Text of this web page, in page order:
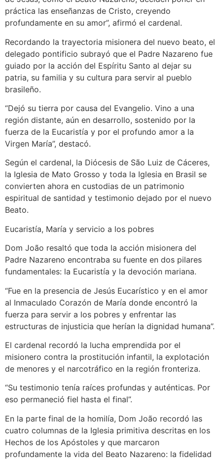
práctica las enseñanzas de Cristo, creyendo
profundamente en su amor”, afirmó el cardenal.
Recordando la trayectoria misionera del nuevo beato, el
delegado pontificio subrayó que el Padre Nazareno fue
guiado por la acción del Espíritu Santo al dejar su
patria, su familia y su cultura para servir al pueblo
brasileño.
“Dejó su tierra por causa del Evangelio. Vino a una
región distante, aún en desarrollo, sostenido por la
fuerza de la Eucaristía y por el profundo amor a la
Virgen María”, destacó.
Según el cardenal, la Diócesis de São Luiz de Cáceres,
la Iglesia de Mato Grosso y toda la Iglesia en Brasil se
convierten ahora en custodias de un patrimonio
espiritual de santidad y testimonio dejado por el nuevo
Beato.
Eucaristía, María y servicio a los pobres
Dom João resaltó que toda la acción misionera del
Padre Nazareno encontraba su fuente en dos pilares
fundamentales: la Eucaristía y la devoción mariana.
“Fue en la presencia de Jesús Eucarístico y en el amor
al Inmaculado Corazón de María donde encontró la
fuerza para servir a los pobres y enfrentar las
estructuras de injusticia que herían la dignidad humana”.
El cardenal recordó la lucha emprendida por el
misionero contra la prostitución infantil, la explotación
de menores y el narcotráfico en la región fronteriza.
“Su testimonio tenía raíces profundas y auténticas. Por
eso permaneció fiel hasta el final”.
En la parte final de la homilía, Dom João recordó las
cuatro columnas de la Iglesia primitiva descritas en los
Hechos de los Apóstoles y que marcaron
profundamente la vida del Beato Nazareno: la fidelidad